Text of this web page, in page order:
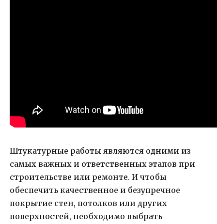
Штукатурные работы являются одними из
самых важных и ответственных этапов при
строительстве или ремонте. И чтобы
обеспечить качественное и безупречное
покрытие стен, потолков или других
поверхностей, необходимо выбрать